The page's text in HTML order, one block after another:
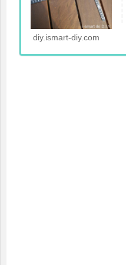
diy.ismart-diy.com